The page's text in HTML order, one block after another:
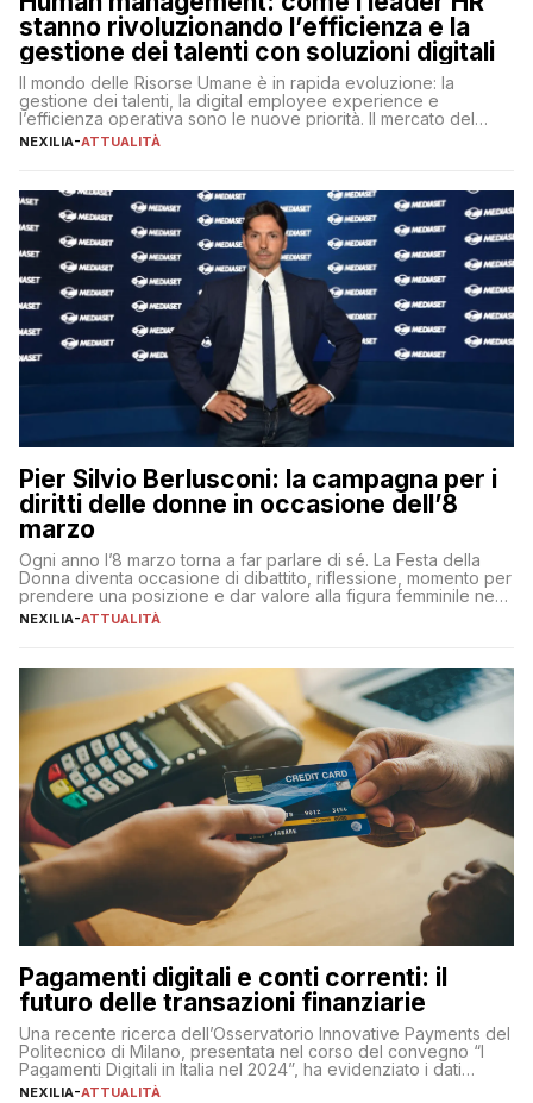
stanno rivoluzionando l’efficienza e la
gestione dei talenti con soluzioni digitali
Il mondo delle Risorse Umane è in rapida evoluzione: la
gestione dei talenti, la digital employee experience e
l’efficienza operativa sono le nuove priorità. Il mercato del
lavoro, d’altra parte, è sempre più competitivo con una lotta
NEXILIA-ATTUALITÀ
Pier Silvio Berlusconi: la campagna per i
diritti delle donne in occasione dell’8
marzo
Ogni anno l’8 marzo torna a far parlare di sé. La Festa della
Donna diventa occasione di dibattito, riflessione, momento per
prendere una posizione e dar valore alla figura femminile nella
sua complessità e crucialità. A lanciare un messaggio “forte e
NEXILIA-ATTUALITÀ
Pagamenti digitali e conti correnti: il
futuro delle transazioni finanziarie
Una recente ricerca dell’Osservatorio Innovative Payments del
Politecnico di Milano, presentata nel corso del convegno “I
Pagamenti Digitali in Italia nel 2024”, ha evidenziato i dati
definitivi del primo semestre 2024 relativamente alle
NEXILIA-ATTUALITÀ